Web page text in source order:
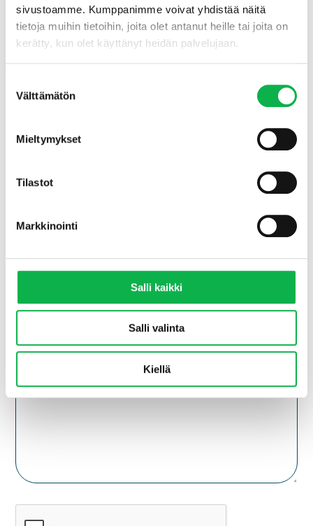
sivustoamme. Kumppanimme voivat yhdistää näitä
tietoja muihin tietoihin, joita olet antanut heille tai joita on
kerätty, kun olet käyttänyt heidän palvelujaan.
valinta
Välttämätön
Mieltymykset
Tilastot
Markkinointi
Salli kaikki
Salli valinta
Kiellä
Mikäli asuntosalkussasi olisi juuri tämän tyyppiselle yhtälölle tilaa,
alkaa näiden asuntojen myynti verkkosivuillamme pian. Varaa siis
omasitästä!
kalle.harmaala@sijoitusasunnot.com
Vastaa
Sähköpostiosoitettasi ei julkaista.Pakolliset kentät on merkitty*